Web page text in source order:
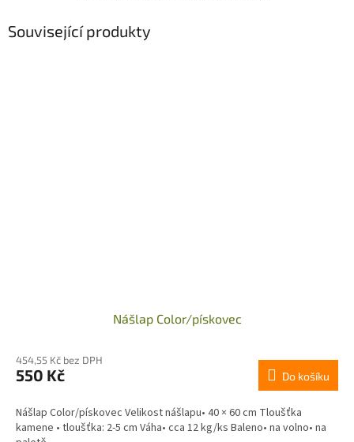
Související produkty
Nášlap Color/pískovec
454,55 Kč bez DPH
550 Kč Do košíku
Nášlap Color/pískovec Velikost nášlapu• 40 × 60 cm Tloušťka
kamene • tloušťka: 2-5 cm Váha• cca 12 kg/ks Baleno• na volno• na